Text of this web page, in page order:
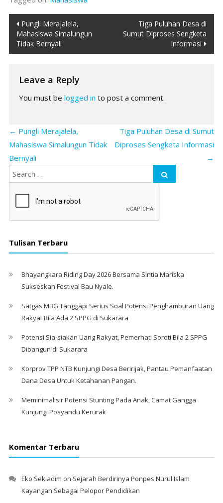
Post
navigation
Pungli Merajalela,
Mahasiswa Simalungun
Tidak Bernyali
Tiga Puluhan Desa di
Sumut Diproses Sengketa
Informasi
Leave a Reply
You must be logged in to post a comment.
← Pungli Merajalela,
Mahasiswa Simalungun Tidak
Bernyali
Tiga Puluhan Desa di Sumut
Diproses Sengketa Informasi
→
Tulisan Terbaru
Bhayangkara Riding Day 2026 Bersama Sintia Mariska
Sukseskan Festival Bau Nyale. ‎
Satgas MBG Tanggapi Serius Soal Potensi Penghamburan Uang
Rakyat Bila Ada 2 SPPG di Sukarara
Potensi Sia-siakan Uang Rakyat, Pemerhati Soroti Bila 2 SPPG
Dibangun di Sukarara
Korprov TPP NTB Kunjungi Desa Beririjak, Pantau Pemanfaatan
Dana Desa Untuk Ketahanan Pangan.
Meminimalisir Potensi Stunting Pada Anak, Camat Gangga
Kunjungi Posyandu Kerurak
Komentar Terbaru
Eko Sekiadim on Sejarah Berdirinya Ponpes Nurul Islam
Kayangan Sebagai Pelopor Pendidikan